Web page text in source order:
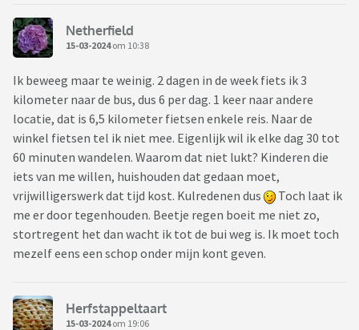
Netherfield
15-03-2024om 10:38
Ik beweeg maar te weinig. 2 dagen in de week fiets ik 3
kilometer naar de bus, dus 6 per dag. 1 keer naar andere
locatie, dat is 6,5 kilometer fietsen enkele reis. Naar de
winkel fietsen tel ik niet mee. Eigenlijk wil ik elke dag 30 tot
60 minuten wandelen. Waarom dat niet lukt? Kinderen die
iets van me willen, huishouden dat gedaan moet,
vrijwilligerswerk dat tijd kost. Kulredenen dus
Toch laat ik
me er door tegenhouden. Beetje regen boeit me niet zo,
stortregent het dan wacht ik tot de bui weg is. Ik moet toch
mezelf eens een schop onder mijn kont geven.
Herfstappeltaart
15-03-2024om 19:06